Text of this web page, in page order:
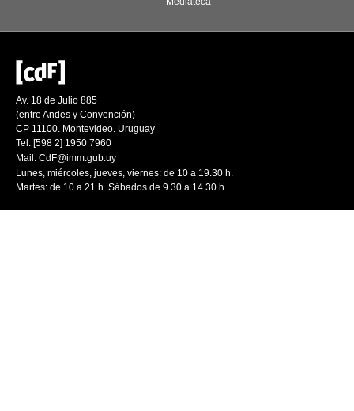
Av. 18 de Julio 885
(entre Andes y Convención)
CP 11100. Montevideo. Uruguay
Tel: [598 2] 1950 7960
Mail: CdF@imm.gub.uy
Lunes, miércoles, jueves, viernes: de 10 a 19.30 h.
Martes: de 10 a 21 h. Sábados de 9.30 a 14.30 h.